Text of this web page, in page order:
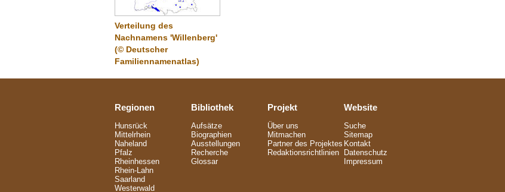
Verteilung des
Nachnamens 'Willenberg'
(© Deutscher
Familiennamenatlas)
Regionen
Hunsrück
Mittelrhein
Naheland
Pfalz
Rheinhessen
Rhein-Lahn
Saarland
Westerwald
Bibliothek
Aufsätze
Biographien
Ausstellungen
Recherche
Glossar
Projekt
Über uns
Mitmachen
Partner des Projektes
Redaktionsrichtlinien
Website
Suche
Sitemap
Kontakt
Datenschutz
Impressum